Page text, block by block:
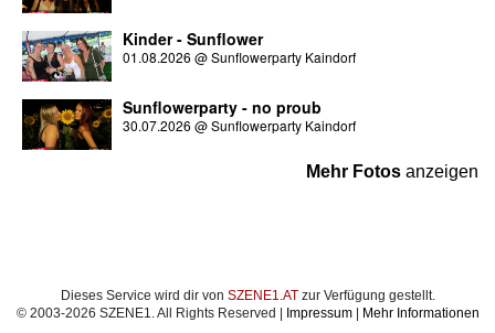
Kinder - Sunflower
01.08.2026 @Sunflowerparty Kaindorf
Sunflowerparty - no proub
30.07.2026 @Sunflowerparty Kaindorf
Mehr Fotos anzeigen
Dieses Service wird dir von SZENE1.ATzur Verfügung gestellt.
© 2003-2026 SZENE1. All Rights Reserved | Impressum| Mehr Informationen